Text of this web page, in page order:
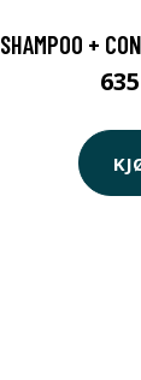
SHAMPOO +